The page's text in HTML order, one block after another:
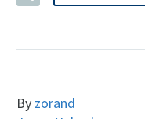
By zorand